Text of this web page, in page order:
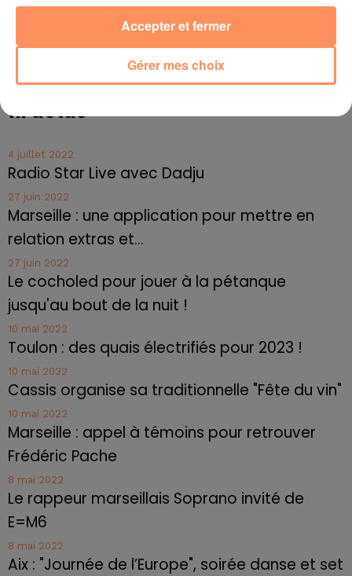
l'abattage des chiens en Corée du Sud. Les éleveurs
demandent au gouvernement de soumettre le secteur
à la même règlementation que le bétail mais les
défenseurs des animaux exigent son abolition pure et
simple.
fil actus
4 juillet 2022
Radio Star Live avec Dadju
27 juin 2022
Marseille : une application pour mettre en
relation extras et...
27 juin 2022
Le cocholed pour jouer à la pétanque
jusqu'au bout de la nuit !
10 mai 2022
Toulon : des quais électrifiés pour 2023 !
10 mai 2022
Cassis organise sa traditionnelle "Fête du vin"
10 mai 2022
Marseille : appel à témoins pour retrouver
Frédéric Pache
8 mai 2022
Le rappeur marseillais Soprano invité de
E=M6
8 mai 2022
Aix : "Journée de l’Europe", soirée danse et set
Gérer mes choix
Accepter et fermer